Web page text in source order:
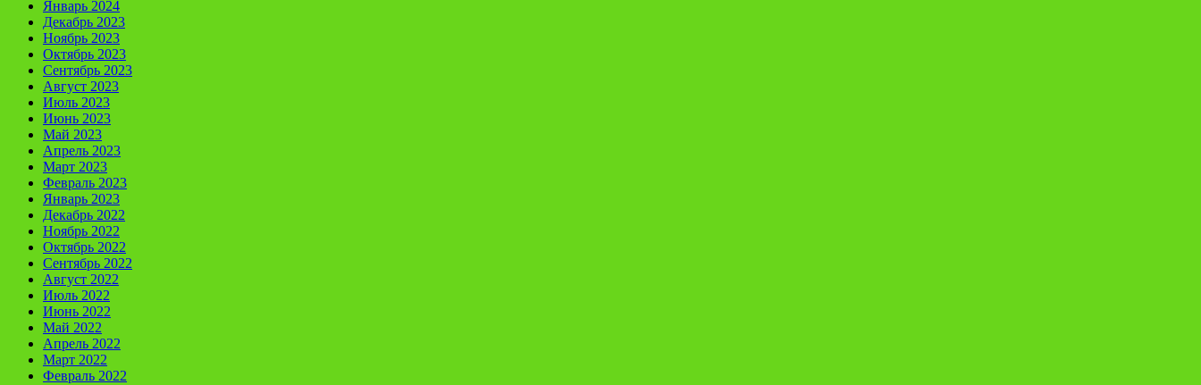
Январь 2024
Декабрь 2023
Ноябрь 2023
Октябрь 2023
Сентябрь 2023
Август 2023
Июль 2023
Июнь 2023
Май 2023
Апрель 2023
Март 2023
Февраль 2023
Январь 2023
Декабрь 2022
Ноябрь 2022
Октябрь 2022
Сентябрь 2022
Август 2022
Июль 2022
Июнь 2022
Май 2022
Апрель 2022
Март 2022
Февраль 2022